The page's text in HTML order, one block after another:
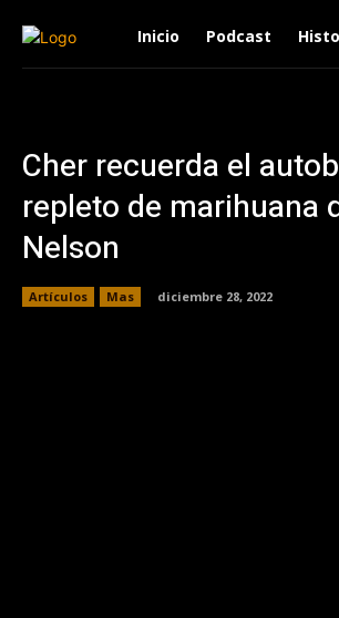
Inicio Podcast
Cher recuerda el
repleto de marihuana
Nelson
Artículos Mas diciembre 28, 2022